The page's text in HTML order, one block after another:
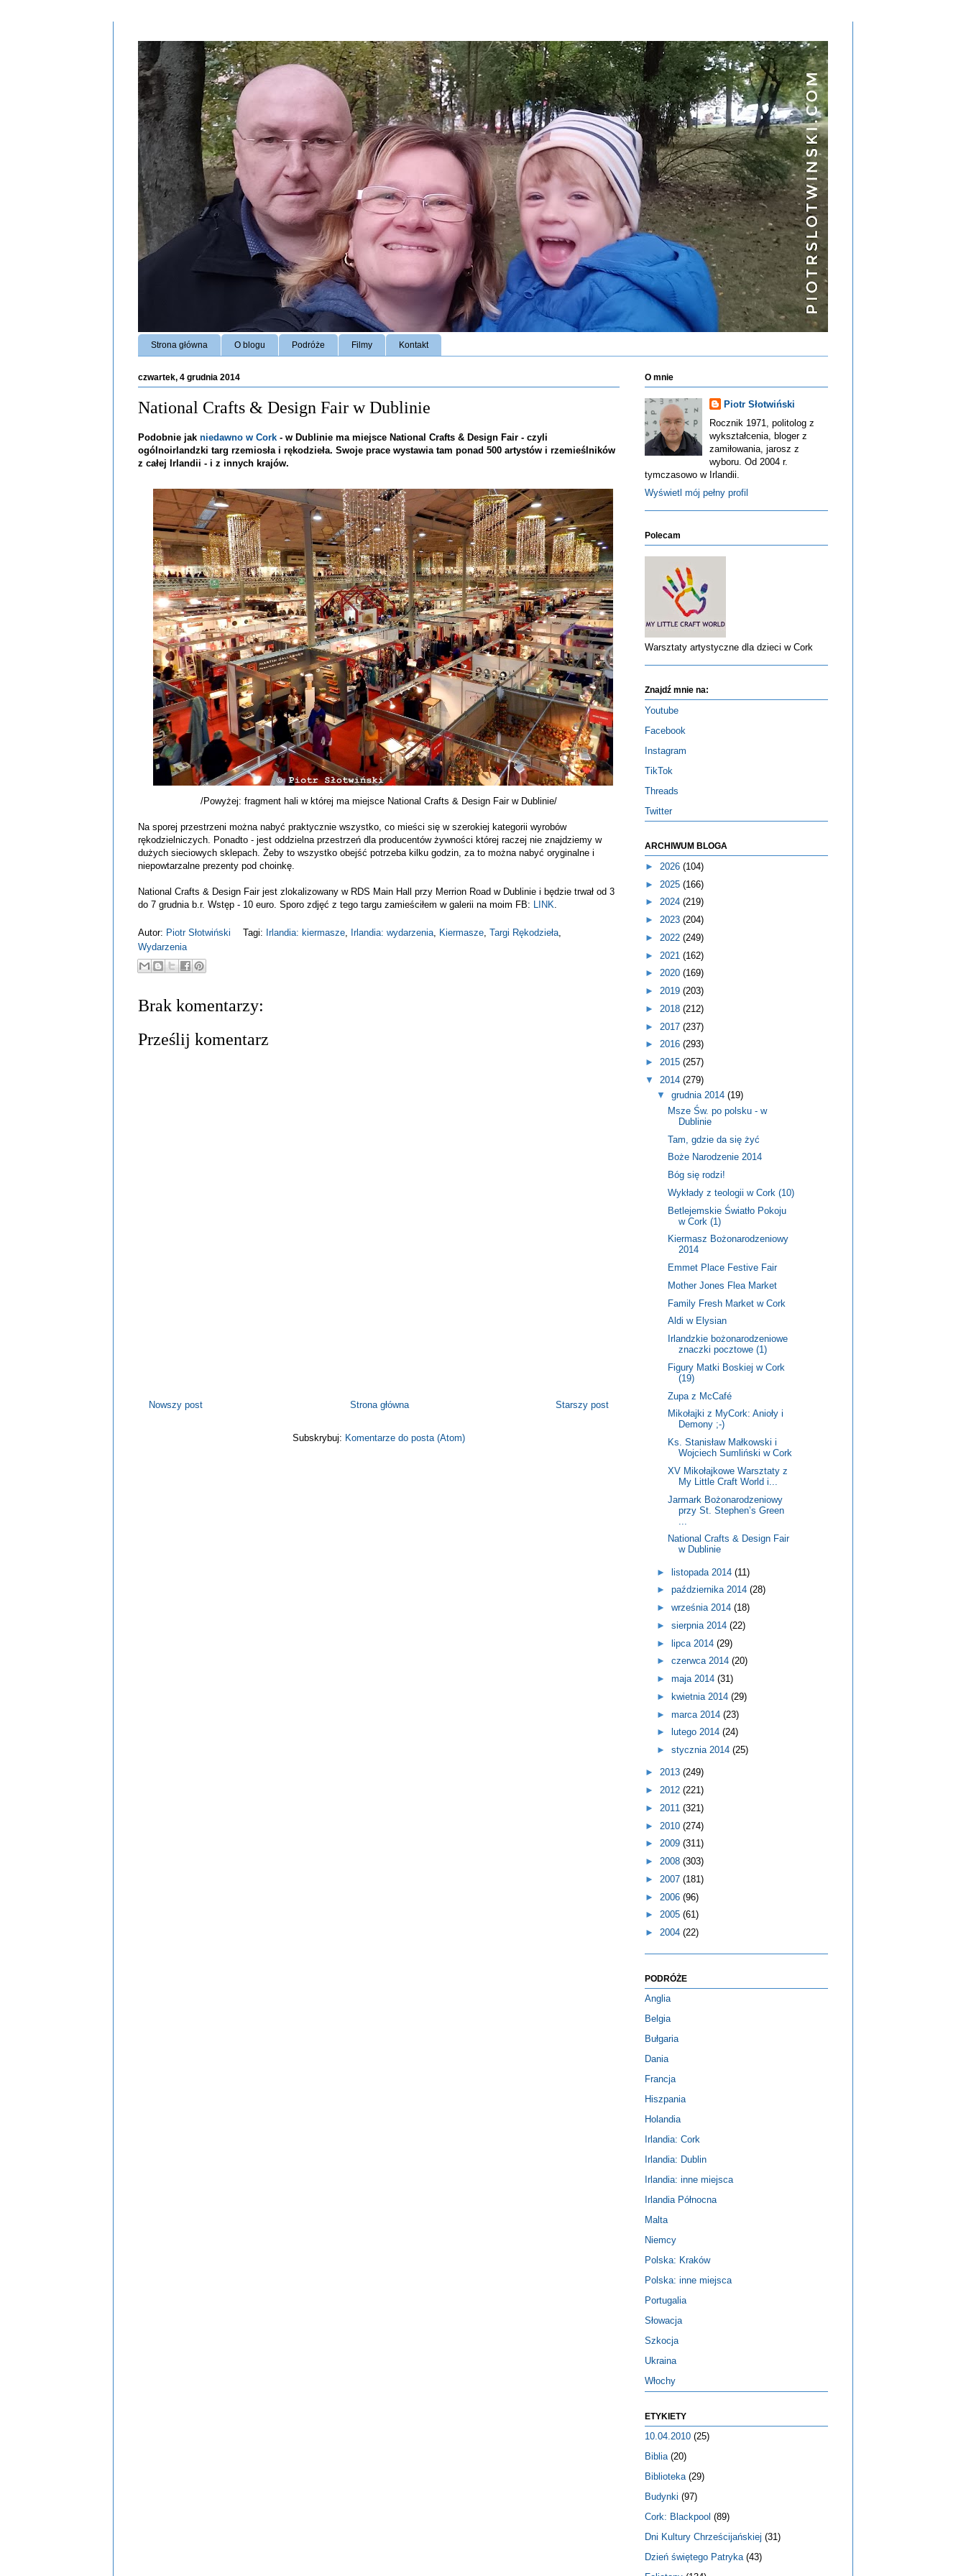
Strona główna O blogu Podróże Filmy Kontakt
czwartek, 4 grudnia 2014
National Crafts & Design Fair w Dublinie
Podobnie jak niedawno w Cork - w Dublinie ma miejsce National Crafts & Design Fair - czyli
ogólnoirlandzki targ rzemiosła i rękodzieła. Swoje prace wystawia tam ponad 500 artystów i rzemieślników
z całej Irlandii - i z innych krajów.
/Powyżej: fragment hali w której ma miejsce National Crafts & Design Fair w Dublinie/
Na sporej przestrzeni można nabyć praktycznie wszystko, co mieści się w szerokiej kategorii wyrobów
rękodzielniczych. Ponadto - jest oddzielna przestrzeń dla producentów żywności której raczej nie znajdziemy w
dużych sieciowych sklepach. Żeby to wszystko obejść potrzeba kilku godzin, za to można nabyć oryginalne i
niepowtarzalne prezenty pod choinkę.
National Crafts & Design Fair jest zlokalizowany w RDS Main Hall przy Merrion Road w Dublinie i będzie trwał od 3
do 7 grudnia b.r. Wstęp - 10 euro. Sporo zdjęć z tego targu zamieściłem w galerii na moim FB: LINK.
Autor: Piotr Słotwiński Tagi: Irlandia: kiermasze Irlandia: wydarzenia Kiermasze Targi Rękodzieła
Wydarzenia
Brak komentarzy:
Prześlij komentarz
Nowszy post Starszy post
Strona główna
Subskrybuj: Komentarze do posta (Atom)
O mnie
Piotr Słotwiński
Rocznik 1971, politolog z
wykształcenia, bloger z
zamiłowania, jarosz z
wyboru. Od 2004 r.
tymczasowo w Irlandii.
Wyświetl mój pełny profil
Polecam
Warsztaty artystyczne dla dzieci w Cork
Znajdź mnie na:
Youtube
Facebook
Instagram
TikTok
Threads
Twitter
ARCHIWUM BLOGA
► 2026 (104)
► 2025 (166)
► 2024 (219)
► 2023 (204)
► 2022 (249)
► 2021 (162)
► 2020 (169)
► 2019 (203)
► 2018 (212)
► 2017 (237)
► 2016 (293)
► 2015 (257)
▼ 2014 (279)
▼ grudnia 2014 (19)
Msze Św. po polsku - w
Dublinie
Tam, gdzie da się żyć
Boże Narodzenie 2014
Bóg się rodzi!
Wykłady z teologii w Cork (10)
Betlejemskie Światło Pokoju
w Cork (1)
Kiermasz Bożonarodzeniowy
2014
Emmet Place Festive Fair
Mother Jones Flea Market
Family Fresh Market w Cork
Aldi w Elysian
Irlandzkie bożonarodzeniowe
znaczki pocztowe (1)
Figury Matki Boskiej w Cork
(19)
Zupa z McCafé
Mikołajki z MyCork: Anioły i
Demony ;-)
Ks. Stanisław Małkowski i
Wojciech Sumliński w Cork
XV Mikołajkowe Warsztaty z
My Little Craft World i...
Jarmark Bożonarodzeniowy
przy St. Stephen’s Green
National Crafts & Design Fair
w Dublinie
► listopada 2014 (11)
► października 2014 (28)
► września 2014 (18)
► sierpnia 2014 (22)
► lipca 2014 (29)
► czerwca 2014 (20)
► maja 2014 (31)
►
kwietnia 2014 (29)
► marca 2014 (23)
►
lutego 2014 (24)
► stycznia 2014 (25)
► 2013 (249)
► 2012 (221)
► 2011 (321)
► 2010 (274)
► 2009 (311)
► 2008 (303)
► 2007 (181)
► 2006 (96)
► 2005 (61)
► 2004 (22)
PODRÓŻE
Anglia
Belgia
Bułgaria
Dania
Francja
Hiszpania
Holandia
Irlandia: Cork
Irlandia: Dublin
Irlandia: inne miejsca
Irlandia Północna
Malta
Niemcy
Polska: Kraków
Polska: inne miejsca
Portugalia
Słowacja
Szkocja
Ukraina
Włochy
ETYKIETY
10.04.2010 (25)
Biblia (20)
Biblioteka (29)
Budynki (97)
Cork: Blackpool (89)
Dni Kultury Chrześcijańskiej (31)
Dzień świętego Patryka (43)